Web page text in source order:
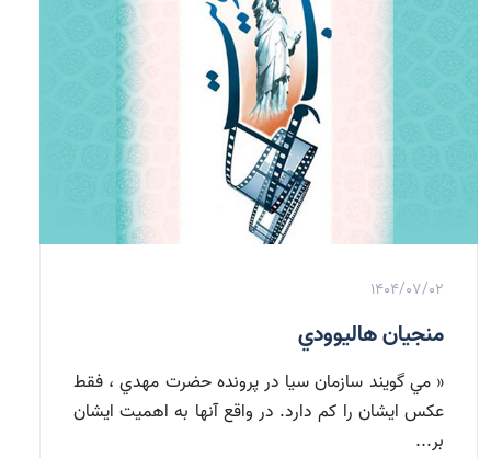
1404/07/02
منجيان هاليوودي
« مي گويند سازمان سيا در پرونده حضرت مهدي ، فقط
عکس ايشان را کم دارد. در واقع آنها به اهميت ايشان
بر...